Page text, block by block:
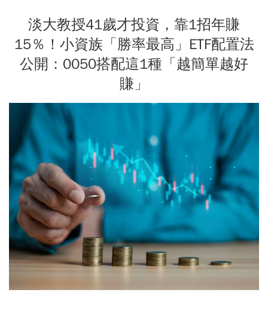
淡大教授41歲才投資，靠1招年賺
15％！小資族「勝率最高」ETF配置法
公開：0050搭配這1種「越簡單越好
賺」